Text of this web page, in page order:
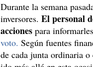
Durante la semana
inversores. El personal
acciones para
voto. Según fuentes
de cada junta ordinaria